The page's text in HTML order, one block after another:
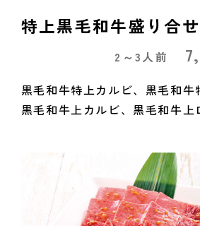
特上黒毛和牛盛り合せ
2～3人前
黒毛和牛特上カルビ、黒毛和牛
黒毛和牛上カルビ、黒毛和牛上